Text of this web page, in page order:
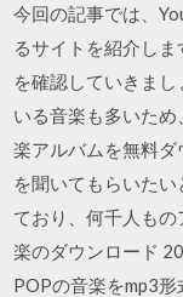
今回の記事では、
るサイトを紹介し
を確認していきま
いる音楽も多いた
楽アルバムを無料
を聞いてもらいたい
ており、何千人も
楽のダウンロード
POPの音楽をmp3